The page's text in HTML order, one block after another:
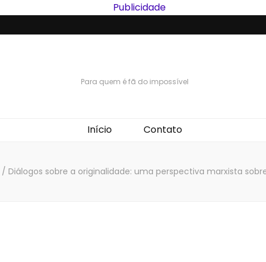
Para quem é fã do impossível
Início Contato
/ Diálogos sobre a originalidade: uma perspectiva marxista